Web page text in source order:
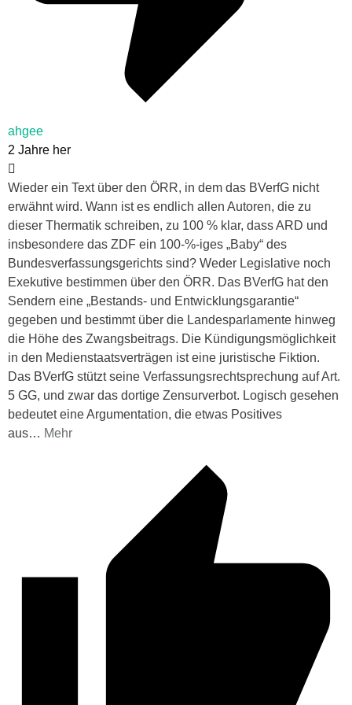
ahgee
2 Jahre her
Wieder ein Text über den ÖRR, in dem das BVerfG nicht
erwähnt wird. Wann ist es endlich allen Autoren, die zu
dieser Thermatik schreiben, zu 100 % klar, dass ARD und
insbesondere das ZDF ein 100-%-iges „Baby“ des
Bundesverfassungsgerichts sind? Weder Legislative noch
Exekutive bestimmen über den ÖRR. Das BVerfG hat den
Sendern eine „Bestands- und Entwicklungsgarantie“
gegeben und bestimmt über die Landesparlamente hinweg
die Höhe des Zwangsbeitrags. Die Kündigungsmöglichkeit
in den Medienstaatsverträgen ist eine juristische Fiktion.
Das BVerfG stützt seine Verfassungsrechtsprechung auf Art.
5 GG, und zwar das dortige Zensurverbot. Logisch gesehen
bedeutet eine Argumentation, die etwas Positives
aus… Mehr